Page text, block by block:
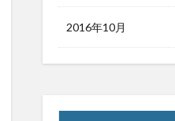
2016年10月